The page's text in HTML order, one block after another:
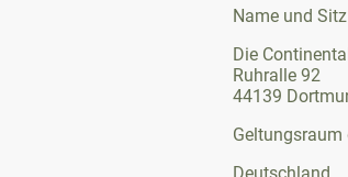
Name und
Die
Ruhralle 92
44139
Geltungsraum